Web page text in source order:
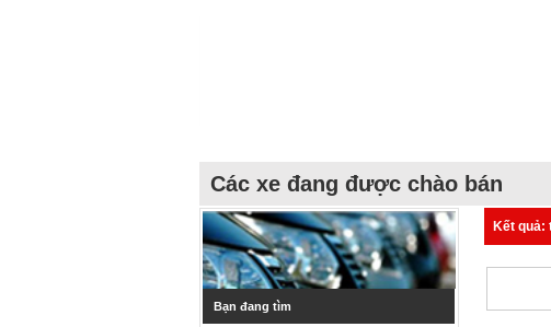
Các xe đang được chào bán
Bạn đang tìm
Kết quả: